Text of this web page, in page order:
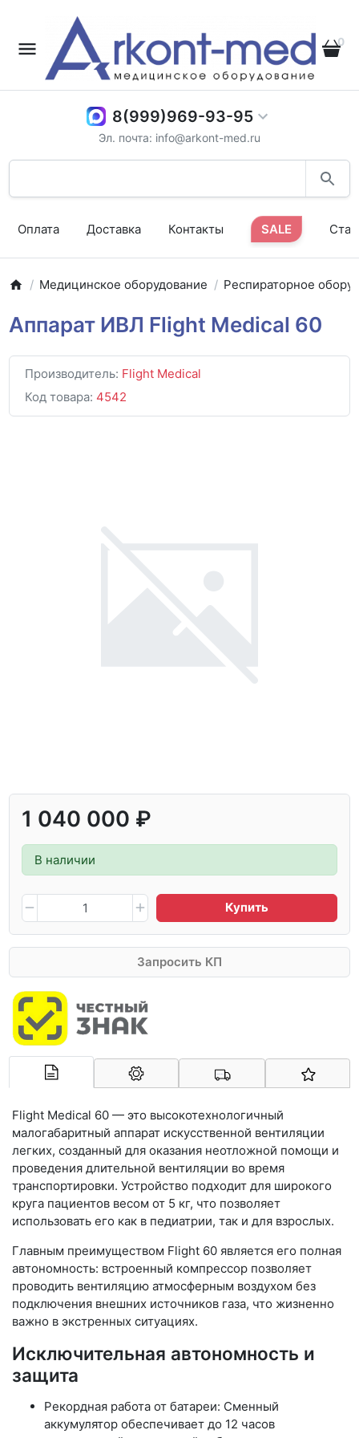
0
8(999)969-93-95
Эл. почта: info@arkont-med.ru
Оплата Доставка Контакты SALE
Медицинское оборудование Респираторное
Аппарат ИВЛ Flight Medical 60
Производитель: Flight Medical
Код товара: 4542
1 040 000 ₽
В наличии
Купить
Запросить КП
Арконт-Мед
Flight Medical 60 — это высокотехнологичный
малогабаритный аппарат искусственной вентиляции
легких, созданный для оказания неотложной помощи и
проведения длительной вентиляции во время
транспортировки. Устройство подходит для широкого
круга пациентов весом от 5 кг, что позволяет
использовать его как в педиатрии, так и для взрослых.
Главным преимуществом Flight 60 является его полная
автономность: встроенный компрессор позволяет
проводить вентиляцию атмосферным воздухом без
подключения внешних источников газа, что жизненно
важно в экстренных ситуациях.
Исключительная автономность и
защита
Рекордная работа от батареи: Сменный
аккумулятор обеспечивает до 12 часов